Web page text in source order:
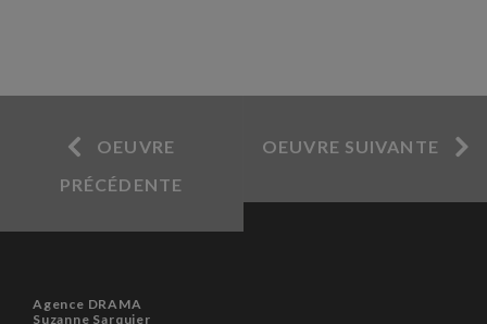
OEUVRE
PRÉCÉDENTE
OEUVRE SUIVANTE
Agence DRAMA
Suzanne Sarquier